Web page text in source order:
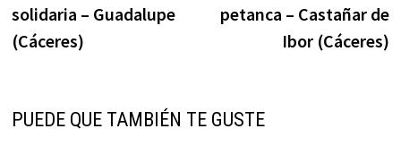
entradas
solidaria – Guadalupe
(Cáceres)
petanca – Castañar de
Ibor (Cáceres)
PUEDE QUE TAMBIÉN TE GUSTE